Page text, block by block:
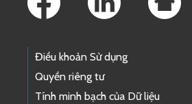
Điều khoản Sử dụng
Quyền riêng tư
Tính minh bạch của Dữ liệu